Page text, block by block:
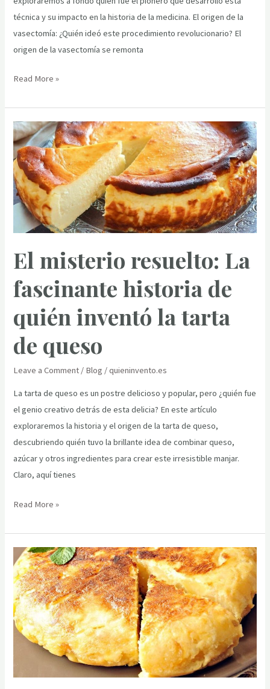
técnica y su impacto en la historia de la medicina. El origen de la
vasectomía: ¿Quién ideó este procedimiento revolucionario? El
origen de la vasectomía se remonta
El
de
la
vasectomía:
¿Quién
inventó
este
procedimiento
médico?
Read More »
El misterio resuelto: La
fascinante historia de
quién inventó la tarta
de queso
Leave a Comment / Blog /quieninvento.es
La tarta de queso es un postre delicioso y popular, pero ¿quién fue
el genio creativo detrás de esta delicia? En este artículo
exploraremos la historia y el origen de la tarta de queso,
descubriendo quién tuvo la brillante idea de combinar queso,
azúcar y otros ingredientes para crear este irresistible manjar.
Claro, aquí tienes
El
resuelto:
La
fascinante
historia
de
quién
inventó
Read More »